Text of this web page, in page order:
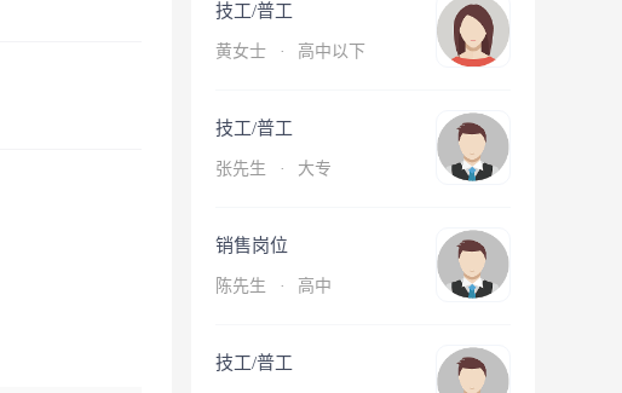
技工/普工
黄女士 · 高中以下
技工/普工
张先生 · 大专
销售岗位
陈先生 · 高中
技工/普工